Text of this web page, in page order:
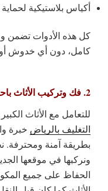
أكياس بلاستيكية
كل هذه الأدوات تضمن
كامل، دون أي خدوش أو
2. فك وتركيب الأثاث باحترافية
للتعامل مع الأثاث
التغليف بالرياض خبرة
بطريقة آمنة ومحترفة.
ونركبها في موقعها
الحفاظ على جميع